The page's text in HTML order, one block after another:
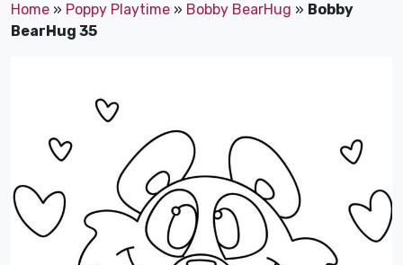
Home » Poppy Playtime » Bobby BearHug » Bobby
BearHug 35